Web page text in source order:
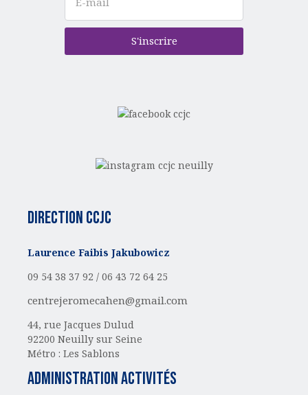
S'inscrire
Direction CCJC
Laurence Faibis Jakubowicz
09 54 38 37 92 / 06 43 72 64 25
centrejeromecahen@gmail.com
44, rue Jacques Dulud
92200 Neuilly sur Seine
Métro : Les Sablons
administration activités